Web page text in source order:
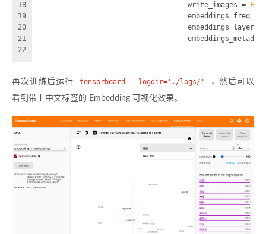
18
19
20
21
22
                                    write_images =
                                    embeddings_freq =
再次训练后运行 tensorboard --logdir='./logs/'
，然后可以
看到带上中文标签的 Embedding 可视化效果。